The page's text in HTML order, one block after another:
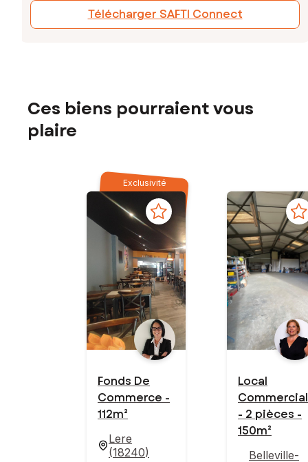
Télécharger SAFTI Connect
Ces biens pourraient vous
plaire
Exclusivité
Fonds De
Commerce -
112m²
Lere
(18240)
Local
Commercial
- 2 pièces -
150m²
Belleville-